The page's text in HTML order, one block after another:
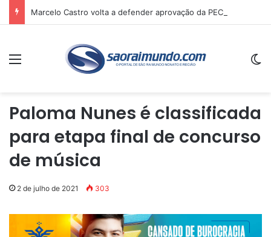
Menu
Paloma Nunes é classificada
para etapa final de concurso
de música
2 de julho de 2021 303